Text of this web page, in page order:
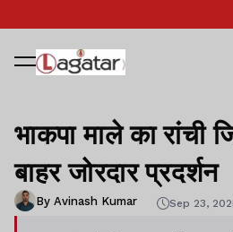
भाकपा माले का रांची
बाहर जोरदार प्रदर्शन
By Avinash Kumar Sep 23,